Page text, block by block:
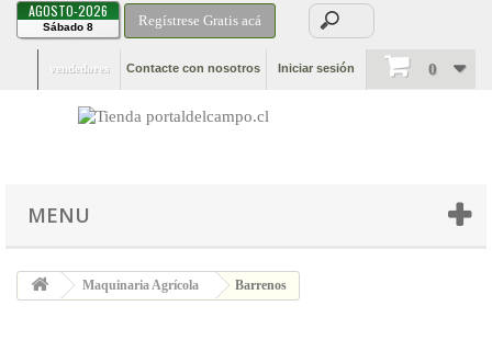
Sábado 8
AGOSTO-2026
Regístrese Gratis acá
0
Iniciar sesión
Contacte con nosotros
vendedores
MENU
Maquinaria Agrícola Barrenos